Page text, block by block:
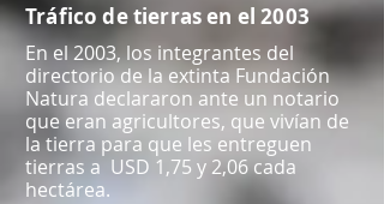
Tráfico de tierras en el 2003
En el 2003, los integrantes del
directorio de la extinta Fundación
Natura declararon ante un notario
que eran agricultores, que vivían de
la tierra para que les entreguen
tierras a USD 1,75 y 2,06 cada
hectárea.